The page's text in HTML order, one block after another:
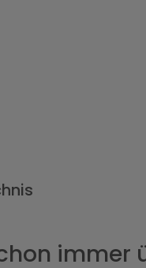
immer